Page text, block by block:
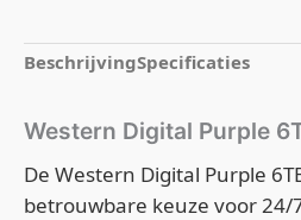
BeschrijvingSpecificaties
Western Digital Purple
De Western Digital Purple
betrouwbare keuze voor 24/